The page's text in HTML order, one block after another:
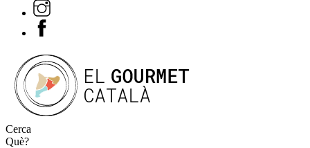
Cerca
Què?